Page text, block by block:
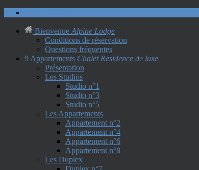
Bienvenue Alpine Lodge
Conditions de réservation
Questions fréquentes
9 Appartements Chalet Residence de luxe
Présentation
Les Studios
Studio n°1
Studio n°3
Studio n°5
Les Appartements
Appartement n°2
Appartement n°4
Appartement n°6
Appartement n°8
Les Duplex